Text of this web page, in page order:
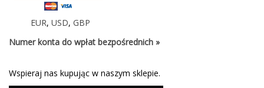
EUR, USD, GBP
Numer konta do wpłat bezpośrednich »
Wspieraj nas kupując w naszym sklepie.